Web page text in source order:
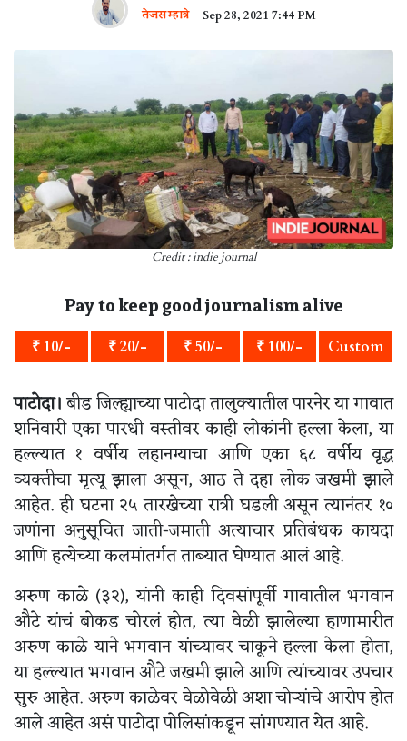
तेजस म्हात्रे Sep 28, 2021 7:44 PM
Credit : indie journal
Pay to keep good journalism alive
₹ 10/- ₹ 20/- ₹ 50/- ₹ 100/- Custom
पाटोदा।बीड जिल्ह्याच्या पाटोदा तालुक्यातील पारनेर या गावात
शनिवारी एका पारधी वस्तीवर काही लोकांनी हल्ला केला, या
हल्ल्यात १ वर्षीय लहानग्याचा आणि एका ६८ वर्षीय वृद्ध
व्यक्तीचा मृत्यू झाला असून, आठ ते दहा लोक जखमी झाले
आहेत. ही घटना २५ तारखेच्या रात्री घडली असून त्यानंतर १०
जणांना अनुसूचित जाती-जमाती अत्याचार प्रतिबंधक कायदा
आणि हत्येच्या कलमांतर्गत ताब्यात घेण्यात आलं आहे.
अरुण काळे (३२), यांनी काही दिवसांपूर्वी गावातील भगवान
औटे यांचं बोकड चोरलं होत, त्या वेळी झालेल्या हाणामारीत
अरुण काळे याने भगवान यांच्यावर चाकूने हल्ला केला होता,
या हल्ल्यात भगवान औटे जखमी झाले आणि त्यांच्यावर उपचार
सुरु आहेत. अरुण काळेवर वेळोवेळी अशा चोऱ्यांचे आरोप होत
आले आहेत असं पाटोदा पोलिसांकडून सांगण्यात येत आहे.